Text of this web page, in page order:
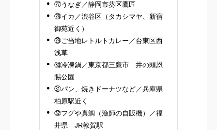
㉗うなぎ／静岡市葵区鷹匠
㉘イカ／渋谷区（タカシマヤ、新宿
御苑近く）
㉙ご当地レトルトカレー／台東区西
浅草
㉚冷凍鍋／東京都三鷹市 井の頭恩
賜公園
㉛パン、焼きドーナツなど／兵庫県
柏原駅近く
㉜フグや真鯛（漁師の自販機）／福
井県 JR敦賀駅